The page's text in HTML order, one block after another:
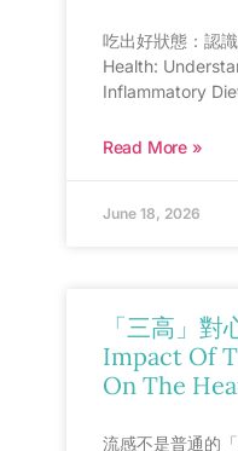
吃出好狀態：認
Health:
Inflammatory
Read More »
June 18, 2026
「三高」
Impact Of
On The
流感不是普通的